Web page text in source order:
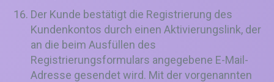
Der Kunde bestätigt die Registrierung des
Kundenkontos durch einen Aktivierungslink, der
an die beim Ausfüllen des
Registrierungsformulars angegebene E-Mail-
Adresse gesendet wird. Mit der vorgenannten